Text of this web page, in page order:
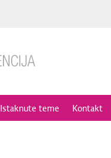
Istaknute teme Kontakt